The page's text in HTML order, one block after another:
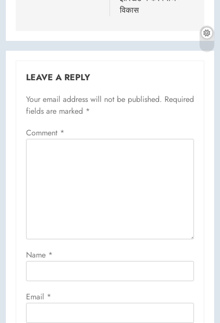
विकास
LEAVE A REPLY
Your email address will not be published. Required
fields are marked *
Comment *
Name *
Email *